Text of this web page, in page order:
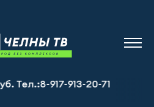
917-913-20-71